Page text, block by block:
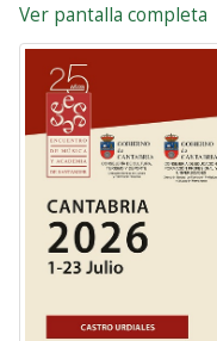
Ver pantalla completa